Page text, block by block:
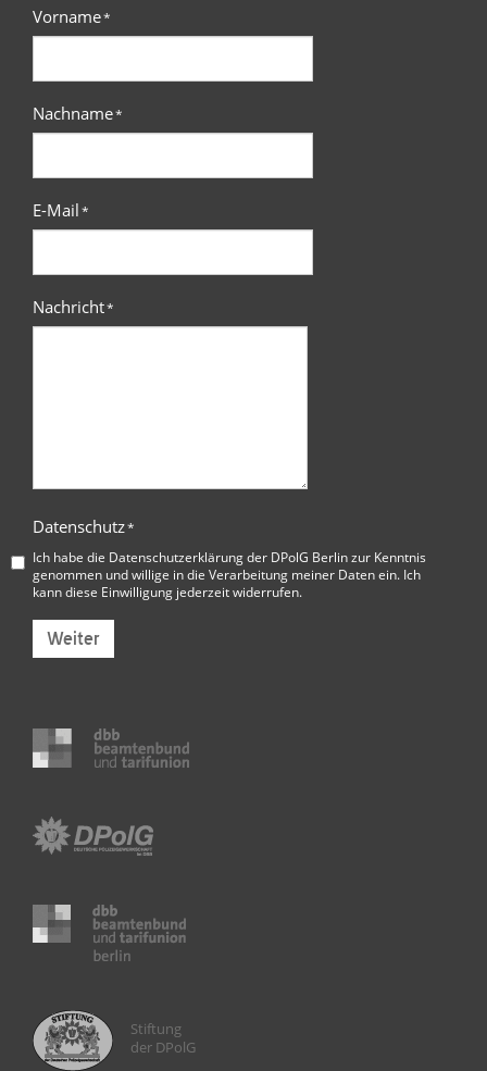
Vorname*
Nachname*
E-Mail*
Nachricht*
Datenschutz*
Ich habe die Datenschutzerklärung der DPolG Berlinzur Kenntnis
genommen und willige in die Verarbeitung meiner Daten ein. Ich
kann diese Einwilligung jederzeit widerrufen.
Weiter
Stiftung
der DPolG